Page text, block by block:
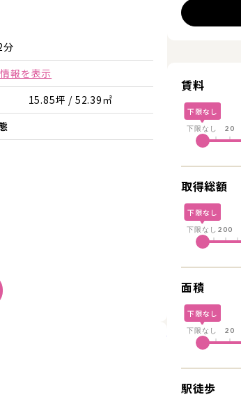
分
報を表示
15.85坪 / 52.39㎡
詳細を見る
賃料
下限なし
下限なし 20
取得総額
下限なし
下限なし 200
面積
下限なし
下限なし 20
駅徒歩